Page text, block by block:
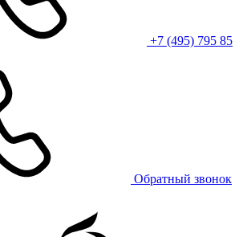
+7 (495) 795 85
Обратный звонок